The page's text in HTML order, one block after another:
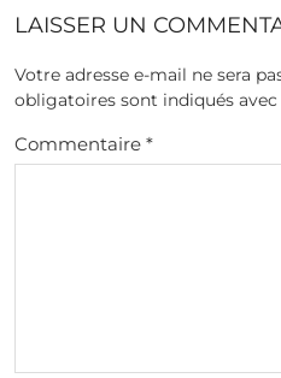
LAISSER UN
Votre adresse e-mail ne sera
obligatoires sont indiqués avec
Commentaire *